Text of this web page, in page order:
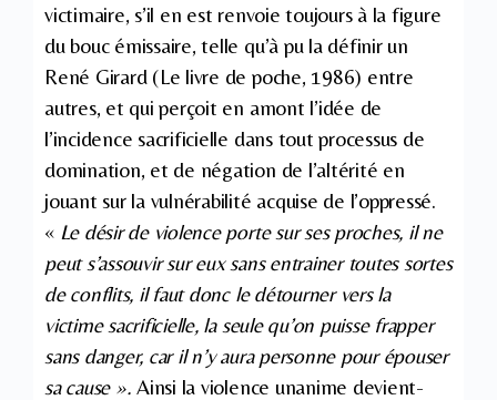
victimaire, s’il en est renvoie toujours à la figure
du bouc émissaire, telle qu’à pu la définir un
René Girard (Le livre de poche, 1986) entre
autres, et qui perçoit en amont l’idée de
l’incidence sacrificielle dans tout processus de
domination, et de négation de l’altérité en
jouant sur la vulnérabilité acquise de l’oppressé.
« Le désir de violence porte sur ses proches, il ne
peut s’assouvir sur eux sans entrainer toutes sortes
de conflits, il faut donc le détourner vers la
victime sacrificielle, la seule qu’on puisse frapper
sans danger, car il n’y aura personne pour épouser
sa cause ». Ainsi la violence unanime devient-